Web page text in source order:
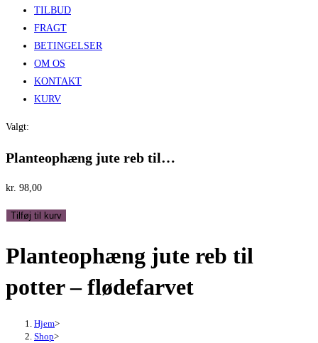
TILBUD
FRAGT
BETINGELSER
OM OS
KONTAKT
KURV
Valgt:
Planteophæng jute reb til…
kr. 98,00
Planteophæng
reb
potter
flødefarvet
Tilføj til kurv
Planteophæng jute reb til
potter – flødefarvet
Hjem>
Shop>